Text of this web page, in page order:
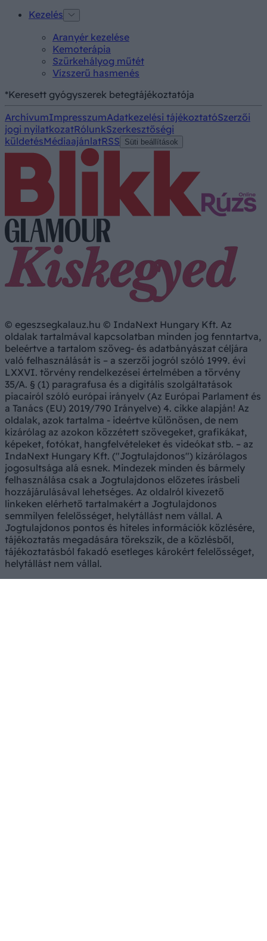
Kezelés
Aranyér kezelése
Kemoterápia
Szürkehályog műtét
Vízszerű hasmenés
*Keresett gyógyszerek betegtájékoztatója
ArchívumImpresszumAdatkezelési tájékoztatóSzerzői
jogi nyilatkozatRólunkSzerkesztőségi
küldetésMédiaajánlatRSS Süti beállítások
© egeszsegkalauz.hu © IndaNext Hungary Kft. Az
oldalak tartalmával kapcsolatban minden jog fenntartva,
beleértve a tartalom szöveg- és adatbányászat céljára
való felhasználását is – a szerzői jogról szóló 1999. évi
LXXVI. törvény rendelkezései értelmében a törvény
35/A. § (1) paragrafusa és a digitális szolgáltatások
piacairól szóló európai irányelv (Az Európai Parlament és
a Tanács (EU) 2019/790 Irányelve) 4. cikke alapján! Az
oldalak, azok tartalma - ideértve különösen, de nem
kizárólag az azokon közzétett szövegeket, grafikákat,
képeket, fotókat, hangfelvételeket és videókat stb. – az
IndaNext Hungary Kft. ("Jogtulajdonos") kizárólagos
jogosultsága alá esnek. Mindezek minden és bármely
felhasználása csak a Jogtulajdonos előzetes írásbeli
hozzájárulásával lehetséges. Az oldalról kivezető
linkeken elérhető tartalmakért a Jogtulajdonos
semmilyen felelősséget, helytállást nem vállal. A
Jogtulajdonos pontos és hiteles információk közlésére,
tájékoztatás megadására törekszik, de a közlésből,
tájékoztatásból fakadó esetleges károkért felelősséget,
helytállást nem vállal.